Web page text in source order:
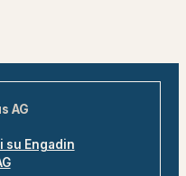
AG
su Engadin